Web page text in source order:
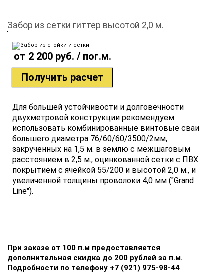
Забор из сетки гиттер высотой 2,0 м.
от 2 200 руб. / пог.м.
Получить расчет
Для большей устойчивости и долговечности
двухметровой конструкции рекомендуем
использовать комбинированные винтовые сваи
большего диаметра 76/60/60/3500/2мм,
закрученных на 1,5 м. в землю с межшаговым
расстоянием в 2,5 м., оцинкованной сетки с ПВХ
покрытием с ячейкой 55/200 и высотой 2,0 м., и
увеличенной толщины проволоки 4,0 мм ("Grand
Line").
При заказе от 100 п.м предоставляется
дополнительная скидка до 200 рублей за п.м.
Подробности по телефону +7 (921) 975-98-44